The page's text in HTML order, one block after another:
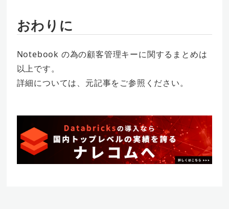
おわりに
Notebook の為の顧客管理キーに関するまとめは
以上です。
詳細については、元記事をご参照ください。